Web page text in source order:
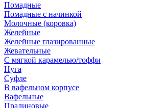
Помадные
Помадные с начинкой
Молочные (коровка)
Желейные
Желейные глазированные
Жевательные
С мягкой карамелью/тоффи
Нуга
Суфле
В вафельном корпусе
Вафельные
Пралиновые